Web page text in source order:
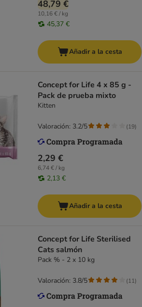
48,79 €
10,16 € / kg
45,37 €
Añadir a la cesta
Concept for Life 4 x 85 g -
Pack de prueba mixto
Kitten
2,29 €
6,74 € / kg
2,13 €
Valoración: 3.2/5 (19)
Añadir a la cesta
Concept for Life Sterilised
Cats salmón
Pack % - 2 x 10 kg
Valoración: 3.8/5 (11)